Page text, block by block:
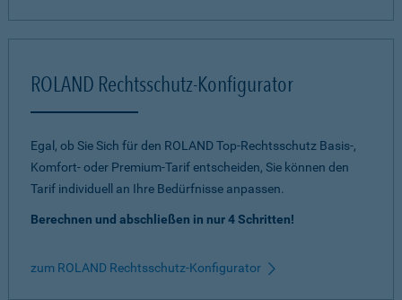
ROLAND Rechtsschutz-Konfigurator
Egal, ob Sie Sich für den ROLAND Top-Rechtsschutz Basis-,
Komfort- oder Premium-Tarif entscheiden, Sie können den
Tarif individuell an Ihre Bedürfnisse anpassen.
Berechnen und abschließen in nur 4 Schritten!
zum ROLAND Rechtsschutz-Konfigurator